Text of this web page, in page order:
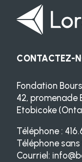
CONTACTEZ-
Fondation
42, promenade
Etobicoke
Téléphone :
Téléphone sans
Courriel: